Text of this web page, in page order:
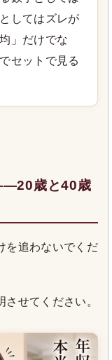
してはズレが
」だけでな
セットで見る
歳と40歳
を追わないでくだ
せてください。